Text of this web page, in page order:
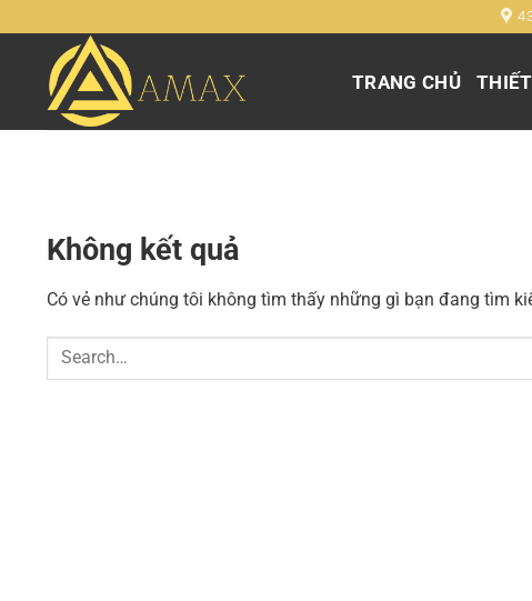
đến
TRANG CHỦ
Không kết quả
Có vẻ như chúng tôi không tìm thấy những gì bạn đang tìm